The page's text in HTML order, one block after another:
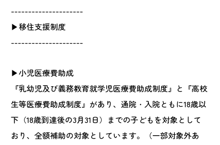
---------------------
▶移住支援制度
---------------------
▶小児医療費助成
『乳幼児及び義務教育就学児医療費助成制度』と『高校
生等医療費助成制度』があり、通院・入院ともに18歳以
下（18歳到達後の3月31日）までの子どもを対象として
おり、全額補助の対象としています。（一部対象外あ